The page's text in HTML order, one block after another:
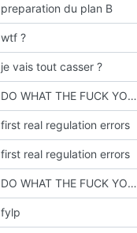
preparation du plan B
wtf ?
je vais tout casser ?
DO WHAT THE FUCK YOU WANT
first real regulation errors
first real regulation errors
DO WHAT THE FUCK YOU WANT
fylp